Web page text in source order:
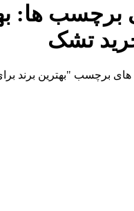
برچسب ها:
تشک
های برچسب "بهترین برند